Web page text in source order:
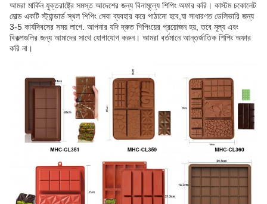
আমরা মার্কিন যুক্তরাষ্ট্রে সমস্ত আদেশের জন্য বিনামূল্যে শিপিং অফার করি। কাস্টম চকোলেট
মোল্ড একটি স্ট্যান্ডার্ড স্থল শিপিং সেবা ব্যবহার করে পাঠানো হবে,যা সাধারণত ডেলিভারি জন্য
3-5 কার্যদিবসের সময় লাগে. আপনার যদি দ্রুত শিপিংয়ের প্রয়োজন হয়, তবে মূল্য এবং
বিকল্পগুলির জন্য আমাদের সাথে যোগাযোগ করুন। আমরা বর্তমানে আন্তর্জাতিক শিপিং অফার
করি না।